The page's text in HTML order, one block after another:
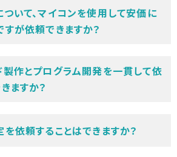
いて、マイコンを使用して安価に
が依頼できますか？
作とプログラム開発を一貫して依
ますか？
依頼することはできますか？